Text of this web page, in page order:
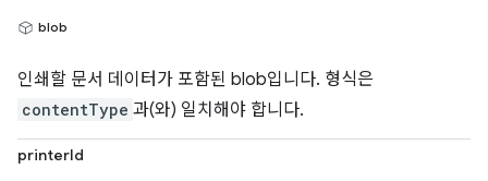
blob
인쇄할 문서 데이터가 포함된 blob입니다. 형식은
contentType 과(와) 일치해야 합니다.
printerId